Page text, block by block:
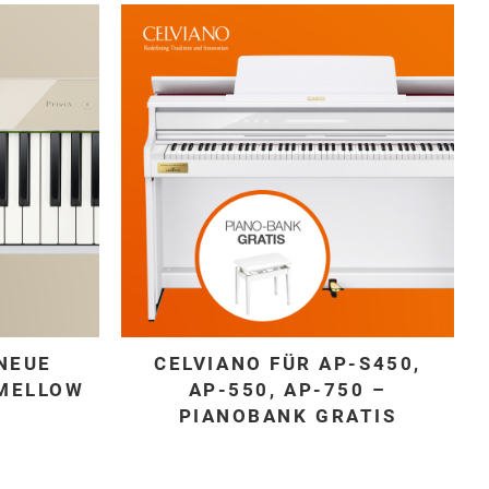
CELVIANO FÜR AP-S450,
AP-550, AP-750 –
PIANOBANK GRATIS